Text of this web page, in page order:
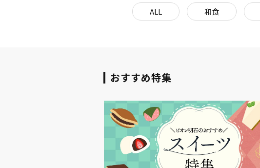
ALL 和食
おすすめ特集